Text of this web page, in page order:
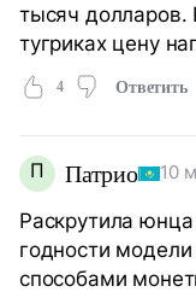
тысяч
тугриках цену
4 Ответить
П Патрио 10
Раскрутила
годности
способами